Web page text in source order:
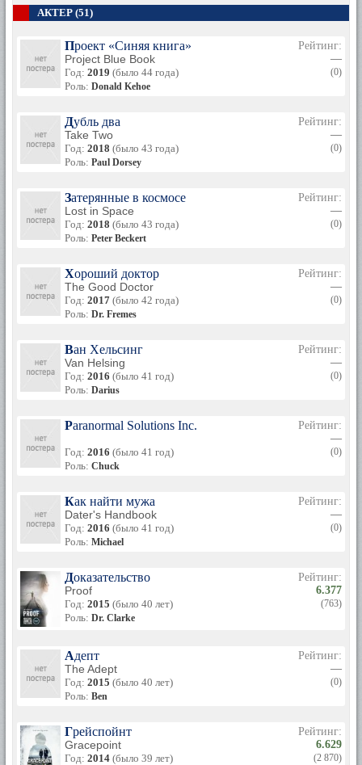
АКТЕР (51)
Проект «Синяя книга»
Project Blue Book
Год: 2019 (было 44 года)
Роль: Donald Kehoe
Рейтинг:
—
(0)
Дубль два
Take Two
Год: 2018 (было 43 года)
Роль: Paul Dorsey
Рейтинг:
—
(0)
Затерянные в космосе
Lost in Space
Год: 2018 (было 43 года)
Роль: Peter Beckert
Рейтинг:
—
(0)
Хороший доктор
The Good Doctor
Год: 2017 (было 42 года)
Роль: Dr. Fremes
Рейтинг:
—
(0)
Ван Хельсинг
Van Helsing
Год: 2016 (было 41 год)
Роль: Darius
Рейтинг:
—
(0)
Paranormal Solutions Inc.
Год: 2016 (было 41 год)
Роль: Chuck
Рейтинг:
—
(0)
Как найти мужа
Dater's Handbook
Год: 2016 (было 41 год)
Роль: Michael
Рейтинг:
—
(0)
Доказательство
Proof
Год: 2015 (было 40 лет)
Роль: Dr. Clarke
Рейтинг:
6.377
(763)
Адепт
The Adept
Год: 2015 (было 40 лет)
Роль: Ben
Рейтинг:
—
(0)
Грейспойнт
Gracepoint
Год: 2014 (было 39 лет)
Рейтинг:
6.629
(2 870)